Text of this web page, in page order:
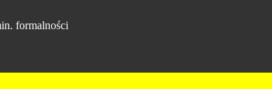
formalności